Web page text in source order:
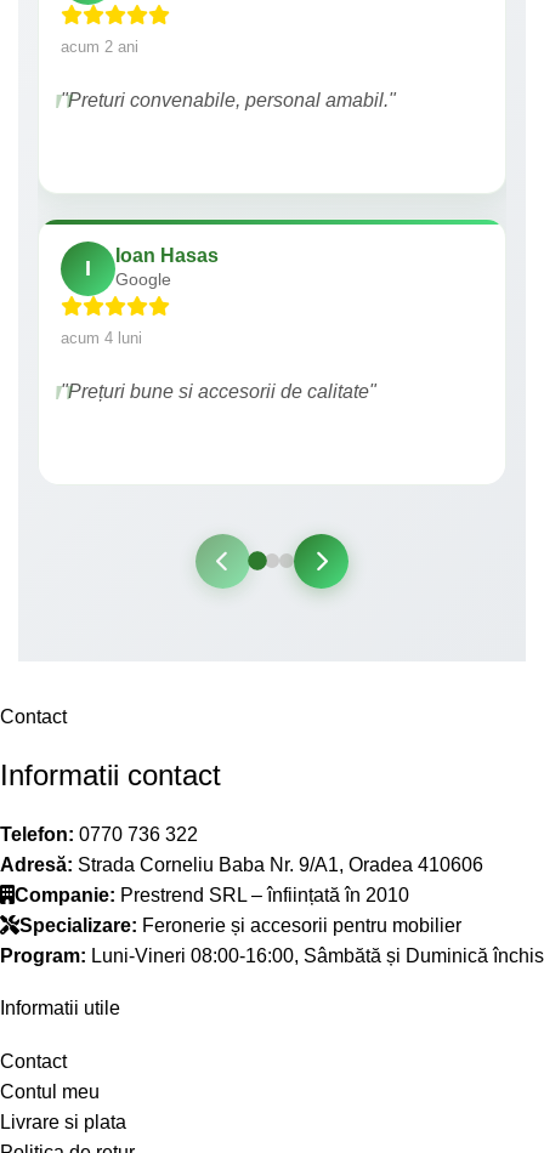
acum 2 ani
"Preturi convenabile, personal amabil."
I
Ioan Hasas
Google
acum 4 luni
"Prețuri bune si accesorii de calitate"
Contact
Informatii contact
Telefon: 0770 736 322
Adresă: Strada Corneliu Baba Nr. 9/A1, Oradea 410606
Companie: Prestrend SRL – înființată în 2010
Specializare: Feronerie și accesorii pentru mobilier
Program: Luni-Vineri 08:00-16:00, Sâmbătă și Duminică închis
Informatii utile
Contact
Contul meu
Livrare si plata